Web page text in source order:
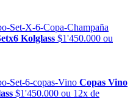
Kolglass $1'450.000 ou
Copas Vino
$1'450.000 ou 12x de